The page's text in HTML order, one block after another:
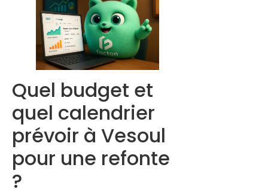
Quel budget et
quel calendrier
prévoir à Vesoul
pour une refonte
?